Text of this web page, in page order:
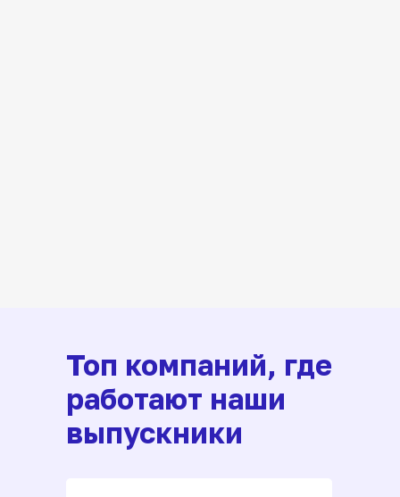
Топ компаний, где
работают наши
выпускники